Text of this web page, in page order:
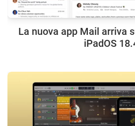
La nuova app Mail arriva
iPadOS